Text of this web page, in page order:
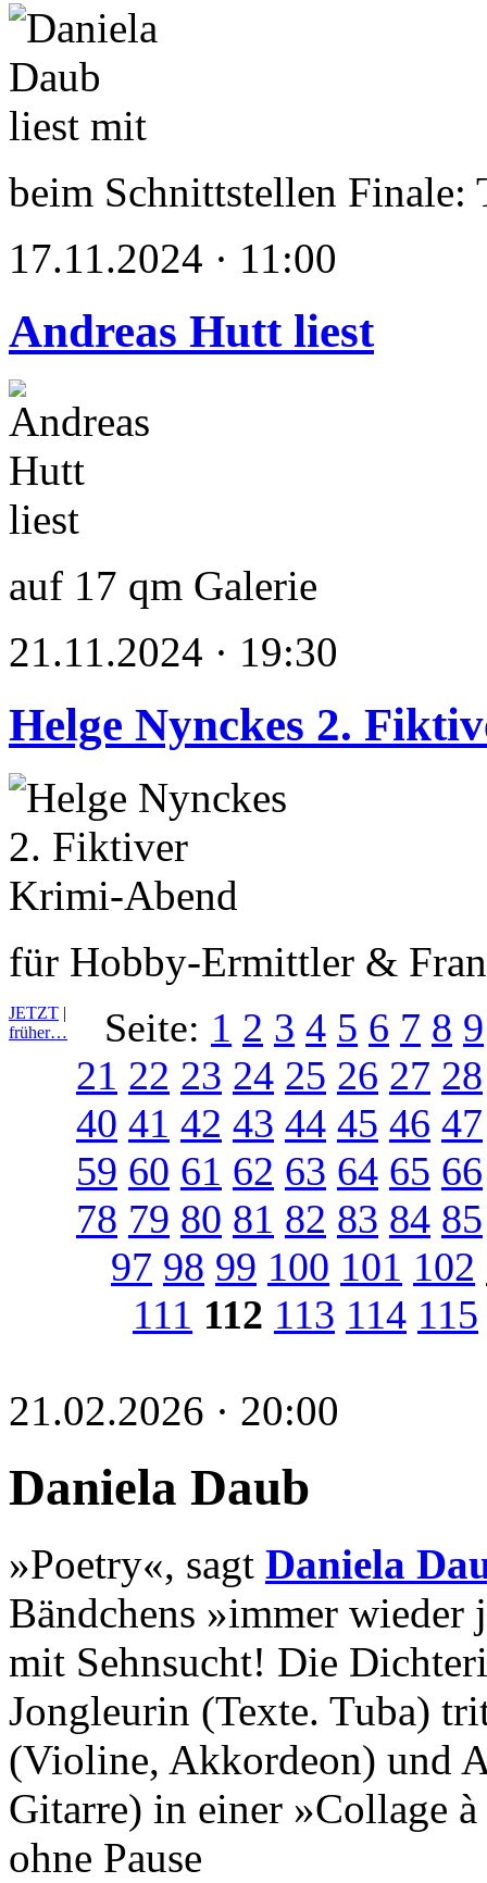
beim Schnittstellen Finale:
17.11.2024 · 11:00
Andreas Hutt liest
auf 17 qm Galerie
21.11.2024 · 19:30
Helge Nynckes 2.
für Hobby-Ermittler &
JETZT |
früher…
Seite: 1 2 3 4 5 6 7 8 9
21 22 23 24 25 26 27 28
40 41 42 43 44 45 46 47
59 60 61 62 63 64 65 66
78 79 80 81 82 83 84 85
97 98 99 100 101 102
111 112 113 114 115
21.02.2026 · 20:00
Daniela Daub
»Poetry«, sagt Daniela
Bändchens »immer wieder
mit Sehnsucht! Die
Jongleurin (Texte. Tuba)
(Violine, Akkordeon) und
Gitarre) in einer »Collage
ohne Pause